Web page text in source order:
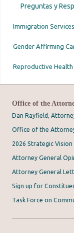
Preguntas y
Immigration
Gender Affirming
Reproductive Health
Office of the
Dan Rayfield,
Office of the
2026 Strategic Vision
Attorney General
Attorney General
Sign up for
Task Force on